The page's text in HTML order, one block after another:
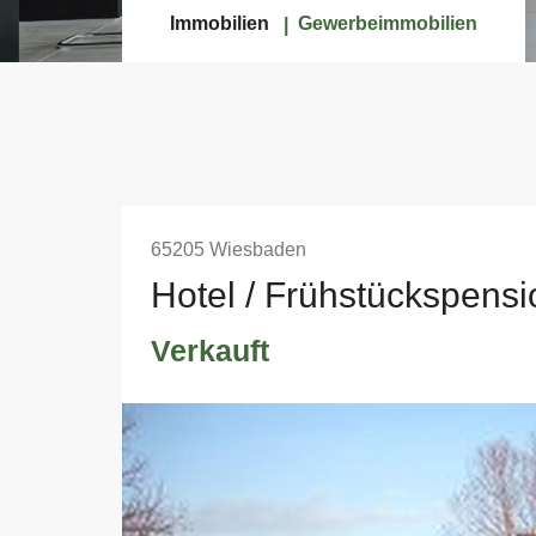
Immobilien Gewerbeimmobilien
65205 Wiesbaden
Hotel /
Verkauft